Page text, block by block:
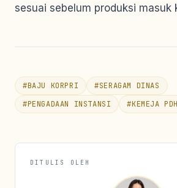
sesuai sebelum produksi masuk
#BAJU KORPRI #SERAGAM DINAS
#PENGADAAN INSTANSI #KEMEJA PDH
DITULIS OLEH